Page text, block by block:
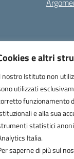
e altri
nostro Istituto non
utilizzati
funzionamento
e alla sua
statistici
Italia.
saperne di più sul